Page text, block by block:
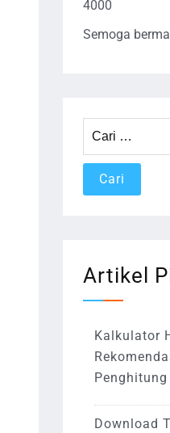
4000
Semoga
untuk:
Artikel
Kalkulator
Penghitung
Download